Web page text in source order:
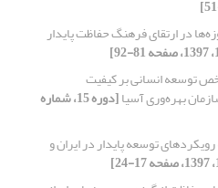
در ارتقای فرهنگ حفاظت پایدار
توسعه انسانی بر کیفیت
بهره‌وری آسیا [دوره 15، شماره
توسعه پایدار در ایران و